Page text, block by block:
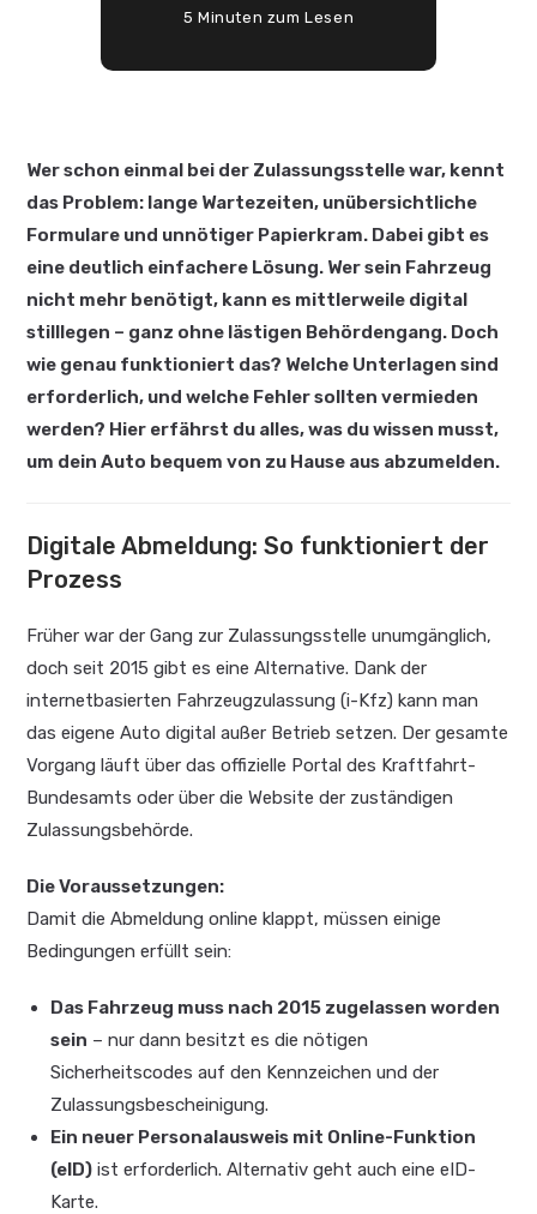
5 Minuten zum Lesen
Wer schon einmal bei der Zulassungsstelle war, kennt
das Problem: lange Wartezeiten, unübersichtliche
Formulare und unnötiger Papierkram. Dabei gibt es
eine deutlich einfachere Lösung. Wer sein Fahrzeug
nicht mehr benötigt, kann es mittlerweile digital
stilllegen – ganz ohne lästigen Behördengang. Doch
wie genau funktioniert das? Welche Unterlagen sind
erforderlich, und welche Fehler sollten vermieden
werden? Hier erfährst du alles, was du wissen musst,
um dein Auto bequem von zu Hause aus abzumelden.
Digitale Abmeldung: So funktioniert der
Prozess
Früher war der Gang zur Zulassungsstelle unumgänglich,
doch seit 2015 gibt es eine Alternative. Dank der
internetbasierten Fahrzeugzulassung (i-Kfz) kann man
das eigene Auto digital außer Betrieb setzen. Der gesamte
Vorgang läuft über das offizielle Portal des Kraftfahrt-
Bundesamts oder über die Website der zuständigen
Zulassungsbehörde.
Die Voraussetzungen:
Damit die Abmeldung online klappt, müssen einige
Bedingungen erfüllt sein:
Das Fahrzeug muss nach 2015 zugelassen worden
sein – nur dann besitzt es die nötigen
Sicherheitscodes auf den Kennzeichen und der
Zulassungsbescheinigung.
Ein neuer Personalausweis mit Online-Funktion
(eID) ist erforderlich. Alternativ geht auch eine eID-
Karte.